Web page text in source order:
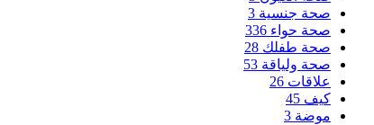
صحة جنسية 3
صحة حواء 336
صحة طفلك 28
صحة ولياقة 53
علاقات 26
كيف 45
موضة 3